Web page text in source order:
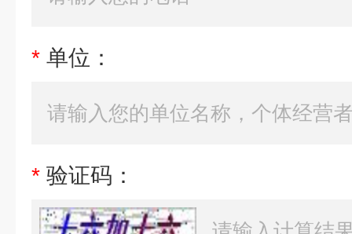
* 单位：
* 验证码：